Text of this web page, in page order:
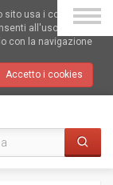
sito usa i cookies.
all'uso dei
con la navigazione
Accetto i cookies